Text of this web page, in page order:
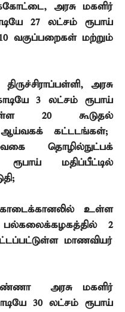
, அரசு மகளிர்
27 லட்சம் ரூபாய்
வகுப்பறைகள் மற்றும்
, அரசு
3 லட்சம் ரூபாய்
20கூடுதல்
கட்டடங்கள்;
தொழில்நுட்பக்
மதிப்பீட்டில்
;
உள்ள
2
மாணவியர்
அரசு மகளிர்
30லட்சம் ரூபாய்